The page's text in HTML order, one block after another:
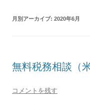
月別アーカイブ: 2020年6月
無料税務相談（
コメントを残す